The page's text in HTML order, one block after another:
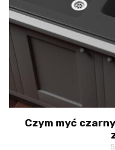
Czym myć